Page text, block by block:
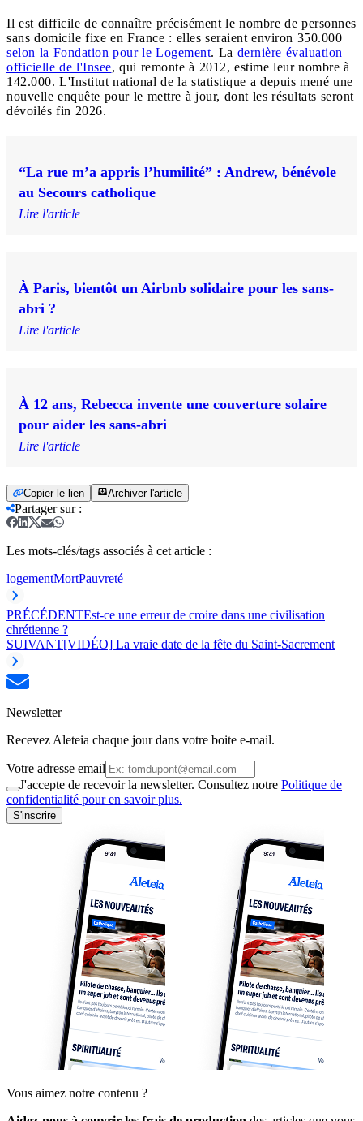
Il est difficile de connaître précisément le nombre de personnes
sans domicile fixe en France : elles seraient environ 350.000
selon la Fondation pour le Logement. La dernière évaluation
officielle de l'Insee, qui remonte à 2012, estime leur nombre à
142.000. L'Institut national de la statistique a depuis mené une
nouvelle enquête pour le mettre à jour, dont les résultats seront
dévoilés fin 2026.
“La rue m’a appris l’humilité” : Andrew, bénévole
au Secours catholique
Lire l'article
À Paris, bientôt un Airbnb solidaire pour les sans-
abri ?
Lire l'article
À 12 ans, Rebecca invente une couverture solaire
pour aider les sans-abri
Lire l'article
Copier le lien Archiver l'article
Partager sur:
Les mots-clés/tags associés à cet article :
logementMortPauvreté
PRÉCÉDENTEst-ce une erreur de croire dans une civilisation
chrétienne ?
SUIVANT[VIDÉO] La vraie date de la fête du Saint-Sacrement
Newsletter
Recevez Aleteia chaque jour dans votre boite e-mail.
Votre adresse email
J'accepte de recevoir la newsletter. Consultez notre Politique de
confidentialité pour en savoir plus.
S'inscrire
Vous aimez notre contenu ?